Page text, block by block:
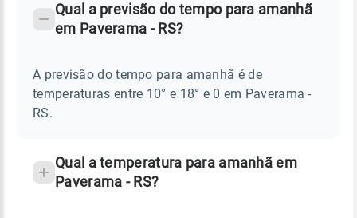
PAVERAMA
Perguntas
sobre
chuva
Qual a previsão do tempo para amanhã
em Paverama - RS?
A previsão do tempo para amanhã é de
temperaturas entre 10° e 18° e 0 em Paverama -
RS.
Qual a temperatura para amanhã em
Paverama - RS?